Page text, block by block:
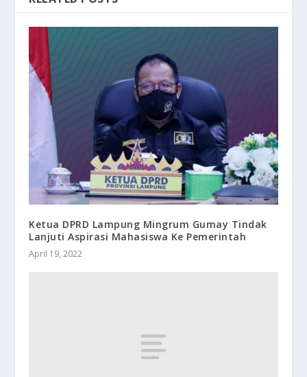
Ketua DPRD Lampung Mingrum Gumay Tindak
Lanjuti Aspirasi Mahasiswa Ke Pemerintah
April 19, 2022